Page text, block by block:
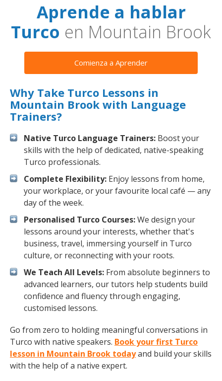
Aprende a hablar
Turco en Mountain Brook
Comienza a Aprender
Why Take Turco Lessons in
Mountain Brook with Language
Trainers?
Native Turco Language Trainers: Boost your
skills with the help of dedicated, native-speaking
Turco professionals.
Complete Flexibility: Enjoy lessons from home,
your workplace, or your favourite local café — any
day of the week.
Personalised Turco Courses:We design your
lessons around your interests, whether that's
business, travel, immersing yourself in Turco
culture, or reconnecting with your roots.
We Teach All Levels: From absolute beginners to
advanced learners, our tutors help students build
confidence and fluency through engaging,
customised lessons.
Go from zero to holding meaningful conversations in
Turco with native speakers. Book your first Turco
lesson in Mountain Brook todayand build your skills
with the help of a native expert.